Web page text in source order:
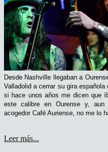
Desde Nashville llegaban a
Valladolid a cerrar su gira
si hace unos años me dicen que
este calibre en Ourense y,
acogedor Café Auriense, no me lo
Leer más...